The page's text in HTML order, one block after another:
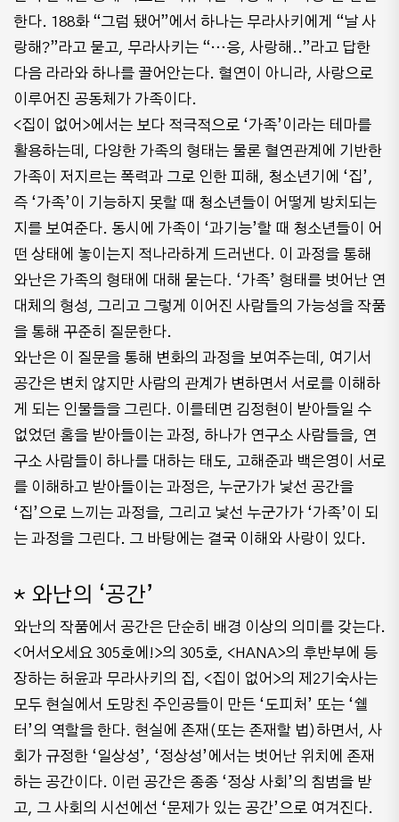
한다. 188화 “그럼 됐어”에서 하나는 무라사키에게 “날 사
랑해?”라고 묻고, 무라사키는 “…응, 사랑해..”라고 답한
다음 라라와 하나를 끌어안는다. 혈연이 아니라, 사랑으로
이루어진 공동체가 가족이다.
<집이 없어>에서는 보다 적극적으로 ‘가족’이라는 테마를
활용하는데, 다양한 가족의 형태는 물론 혈연관계에 기반한
가족이 저지르는 폭력과 그로 인한 피해, 청소년기에 ‘집’,
즉 ‘가족’이 기능하지 못할 때 청소년들이 어떻게 방치되는
지를 보여준다. 동시에 가족이 ‘과기능’할 때 청소년들이 어
떤 상태에 놓이는지 적나라하게 드러낸다. 이 과정을 통해
와난은 가족의 형태에 대해 묻는다. ‘가족’ 형태를 벗어난 연
대체의 형성, 그리고 그렇게 이어진 사람들의 가능성을 작품
을 통해 꾸준히 질문한다.
와난은 이 질문을 통해 변화의 과정을 보여주는데, 여기서
공간은 변치 않지만 사람의 관계가 변하면서 서로를 이해하
게 되는 인물들을 그린다. 이를테면 김정현이 받아들일 수
없었던 홈을 받아들이는 과정, 하나가 연구소 사람들을, 연
구소 사람들이 하나를 대하는 태도, 고해준과 백은영이 서로
를 이해하고 받아들이는 과정은, 누군가가 낯선 공간을
‘집’으로 느끼는 과정을, 그리고 낯선 누군가가 ‘가족’이 되
는 과정을 그린다. 그 바탕에는 결국 이해와 사랑이 있다.
* 와난의 ‘공간’
와난의 작품에서 공간은 단순히 배경 이상의 의미를 갖는다.
<어서오세요 305호에!>의 305호, <HANA>의 후반부에 등
장하는 허윤과 무라사키의 집, <집이 없어>의 제2기숙사는
모두 현실에서 도망친 주인공들이 만든 ‘도피처’ 또는 ‘쉘
터’의 역할을 한다. 현실에 존재(또는 존재할 법)하면서, 사
회가 규정한 ‘일상성’, ‘정상성’에서는 벗어난 위치에 존재
하는 공간이다. 이런 공간은 종종 ‘정상 사회’의 침범을 받
고, 그 사회의 시선에선 ‘문제가 있는 공간’으로 여겨진다.